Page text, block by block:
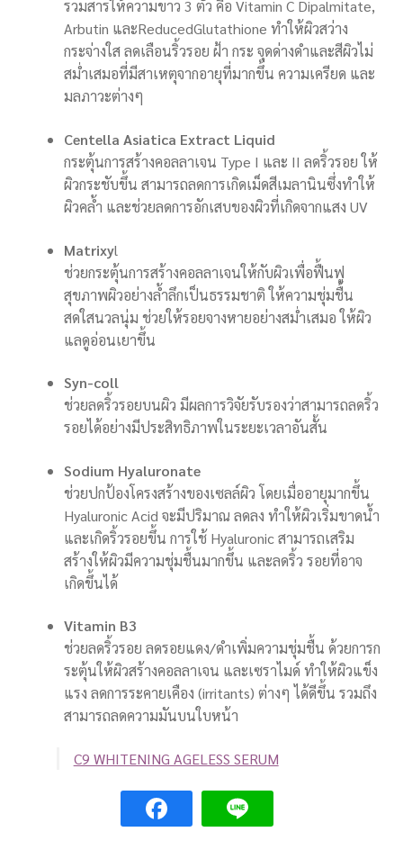
รวมสารให้ความขาว 3 ตัว คือ Vitamin C Dipalmitate,
Arbutin และReducedGlutathione ทําให้ผิวสว่าง
กระจ่างใส ลดเลือนริ้วรอย ฝ้า กระ จุดด่างดําและสีผิวไม่
สม่ำเสมอที่มีสาเหตุจากอายุที่มากขึ้น ความเครียด และ
มลภาวะต่างๆ
Centella Asiatica Extract Liquid
กระตุ้นการสร้างคอลลาเจน Type I และ II ลดริ้วรอย ให้
ผิวกระชับขึ้น สามารถลดการเกิดเม็ดสีเมลานินซึ่งทำให้
ผิวคล้ำ และช่วยลดการอักเสบของผิวที่เกิดจากแสง UV
Matrixyl
ช่วยกระตุ้นการสร้างคอลลาเจนให้กับผิวเพื่อฟื้นฟู
สุขภาพผิวอย่างล้ำลึกเป็นธรรมชาติ ให้ความชุ่มชื้น
สดใสนวลนุ่ม ช่วยให้รอยจางหายอย่างสม่ำเสมอ ให้ผิว
แลดูอ่อนเยาขึ้น
Syn-coll
ช่วยลดริ้วรอยบนผิว มีผลการวิจัยรับรองว่าสามารถลดริ้ว
รอยได้อย่างมีประสิทธิภาพในระยะเวลาอันสั้น
Sodium Hyaluronate
ช่วยปกป้องโครงสร้างของเซลล์ผิว โดยเมื่ออายุมากขึ้น
Hyaluronic Acid จะมีปริมาณ ลดลง ทำให้ผิวเริ่มขาดน้ำ
และเกิดริ้วรอยขึ้น การใช้ Hyaluronic สามารถเสริม
สร้างให้ผิวมีความชุ่มชื้นมากขึ้น และลดริ้ว รอยที่อาจ
เกิดขึ้นได้
Vitamin B3
ช่วยลดริ้วรอย ลดรอยแดง/ดำเพิ่มความชุ่มชื้น ด้วยการก
ระตุ้นให้ผิวสร้างคอลลาเจน และเซราไมด์ ทำให้ผิวแข็ง
แรง ลดการระคายเคือง (irritants) ต่างๆ ได้ดีขึ้น รวมถึง
สามารถลดความมันบนใบหน้า
C9 WHITENING AGELESS SERUM